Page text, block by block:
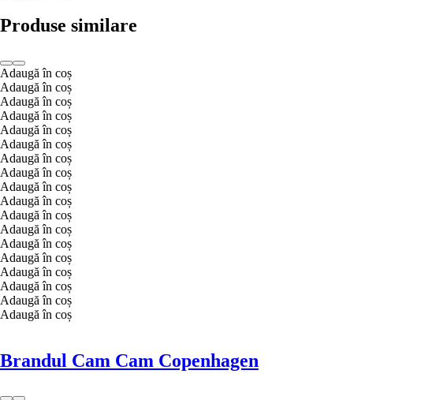
Produse similare
Adaugă în coș
Adaugă în coș
Adaugă în coș
Adaugă în coș
Adaugă în coș
Adaugă în coș
Adaugă în coș
Adaugă în coș
Adaugă în coș
Adaugă în coș
Adaugă în coș
Adaugă în coș
Adaugă în coș
Adaugă în coș
Adaugă în coș
Adaugă în coș
Adaugă în coș
Adaugă în coș
Brandul Cam Cam Copenhagen